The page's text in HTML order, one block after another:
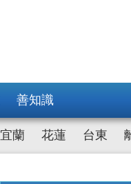
善知識
宜蘭 花蓮 台東